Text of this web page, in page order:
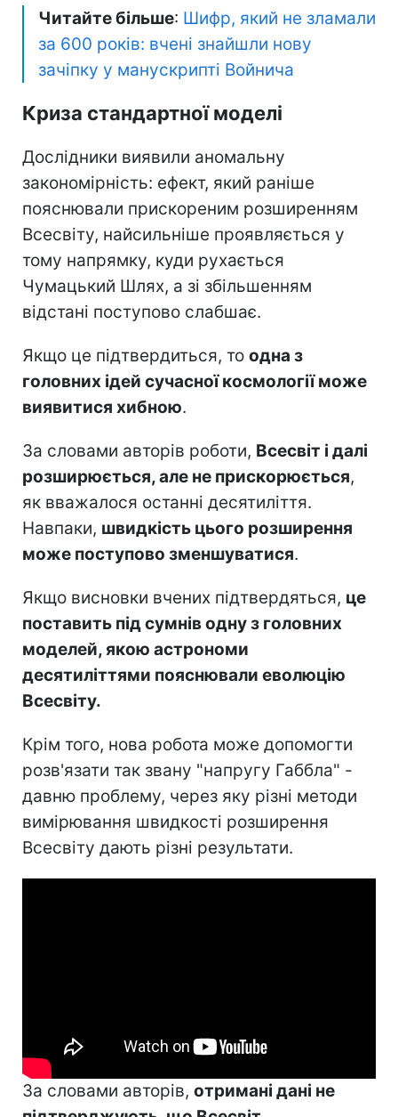
Читайте більше: Шифр, який не зламали
за 600 років: вчені знайшли нову
зачіпку у манускрипті Войнича
Криза стандартної моделі
Дослідники виявили аномальну
закономірність: ефект, який раніше
пояснювали прискореним розширенням
Всесвіту, найсильніше проявляється у
тому напрямку, куди рухається
Чумацький Шлях, а зі збільшенням
відстані поступово слабшає.
Якщо це підтвердиться, то одна з
головних ідей сучасної космології може
виявитися хибною.
За словами авторів роботи, Всесвіт і далі
розширюється, але не прискорюється,
як вважалося останні десятиліття.
Навпаки, швидкість цього розширення
може поступово зменшуватися.
Якщо висновки вчених підтвердяться, це
поставить під сумнів одну з головних
моделей, якою астрономи
десятиліттями пояснювали еволюцію
Всесвіту.
Крім того, нова робота може допомогти
розв'язати так звану "напругу Габбла" -
давню проблему, через яку різні методи
вимірювання швидкості розширення
Всесвіту дають різні результати.
За словами авторів, отримані дані не